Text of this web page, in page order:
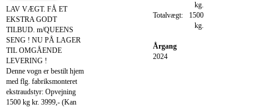
LAV VÆGT. FÅ ET
EKSTRA GODT
TILBUD. m/QUEENS
SENG ! NU PÅ LAGER
TIL OMGÅENDE
LEVERING !
Denne vogn er bestilt hjem
med flg. fabriksmonteret
ekstraudstyr: Opvejning
1500 kg kr. 3999,- (Kan
kg.
Totalvægt:
1500
kg.
Årgang
2024